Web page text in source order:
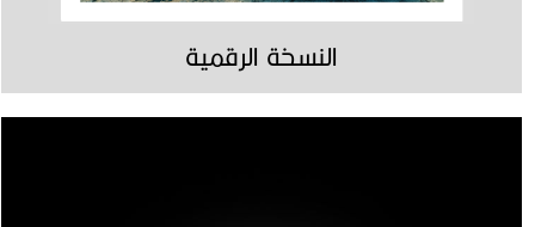
النسخة الرقمية